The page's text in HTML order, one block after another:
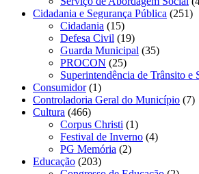
Cidadania e Segurança Pública (251)
Cidadania (15)
Defesa Civil (19)
Guarda Municipal (35)
PROCON (25)
Superintendência de Trânsito e
Consumidor(1)
Controladoria Geral do Município (7)
Cultura (466)
Corpus Christi (1)
Festival de Inverno (4)
PG Memória (2)
Educação (203)